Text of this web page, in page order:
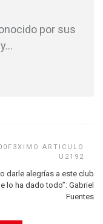
por sus
…
darle alegrías a este club
lo ha dado todo”: Gabriel
Fuentes